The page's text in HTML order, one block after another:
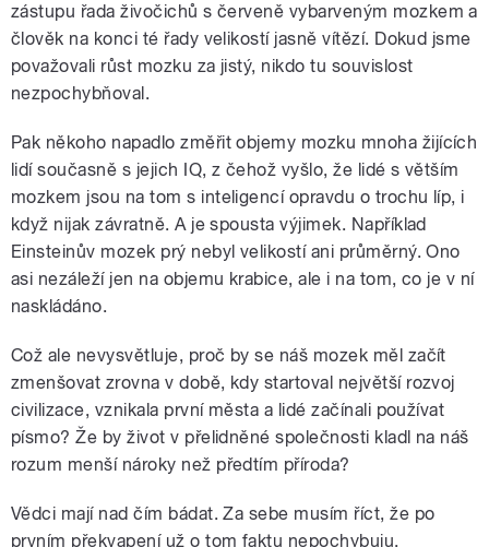
zástupu řada živočichů s červeně vybarveným mozkem a
člověk na konci té řady velikostí jasně vítězí. Dokud jsme
považovali růst mozku za jistý, nikdo tu souvislost
nezpochybňoval.
Pak někoho napadlo změřit objemy mozku mnoha žijících
lidí současně s jejich IQ, z čehož vyšlo, že lidé s větším
mozkem jsou na tom s inteligencí opravdu o trochu líp, i
když nijak závratně. A je spousta výjimek. Například
Einsteinův mozek prý nebyl velikostí ani průměrný. Ono
asi nezáleží jen na objemu krabice, ale i na tom, co je v ní
naskládáno.
Což ale nevysvětluje, proč by se náš mozek měl začít
zmenšovat zrovna v době, kdy startoval největší rozvoj
civilizace, vznikala první města a lidé začínali používat
písmo? Že by život v přelidněné společnosti kladl na náš
rozum menší nároky než předtím příroda?
Vědci mají nad čím bádat. Za sebe musím říct, že po
prvním překvapení už o tom faktu nepochybuju.